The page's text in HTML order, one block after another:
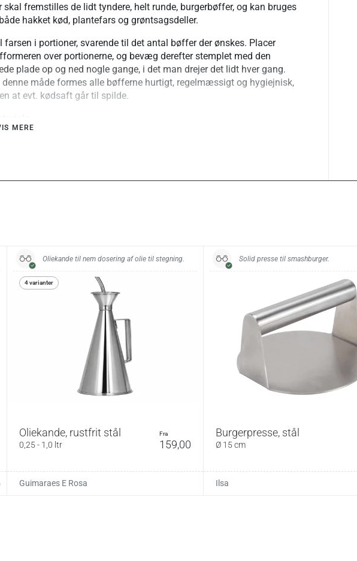
skal fremstilles de lidt tyndere, helt runde, burgerbøffer, og kan bruges
hakket kød, plantefars og grøntsagsdeller.
farsen i portioner, svarende til det antal bøffer der ønskes. Placer
over portionerne, og bevæg derefter stemplet med den
plade op og ned nogle gange, i det man drejer det lidt hver gang.
denne måde formes alle bøfferne hurtigt, regelmæssigt og hygiejnisk,
at evt. kødsaft går til spilde.
og plast.
MERE
Oliekande til nem dosering af olie til stegning.
4 varianter
Oliekande, rustfrit stål
0,25 - 1,0 ltr
fra
159,00
Guimaraes E Rosa
Solid presse til smashburger.
Burgerpresse, stål
Ø 15 cm
Ilsa